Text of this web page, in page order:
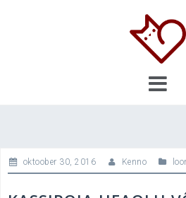
oktoober 30, 2016 Kenno